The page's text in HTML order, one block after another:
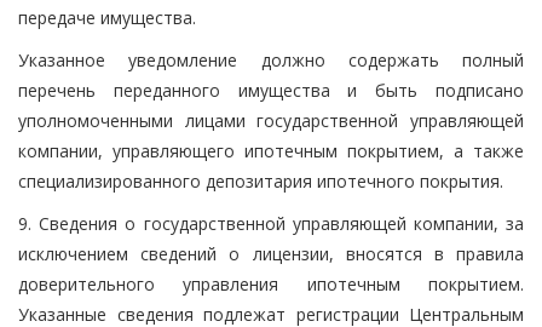
передаче имущества.
Указанное уведомление должно содержать полный
перечень переданного имущества и быть подписано
уполномоченными лицами государственной управляющей
компании, управляющего ипотечным покрытием, а также
специализированного депозитария ипотечного покрытия.
9. Сведения о государственной управляющей компании, за
исключением сведений о лицензии, вносятся в правила
доверительного управления ипотечным покрытием.
Указанные сведения подлежат регистрации Центральным